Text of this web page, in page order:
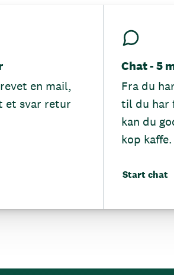
en mail,
et svar retur
Chat - 5
Fra du
til du har
kan du
kop kaffe.
Start chat